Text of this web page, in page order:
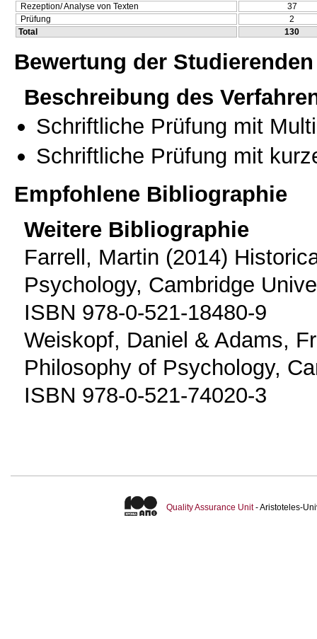
Rezeption/ Analyse von Texten
37
Prüfung
2
Total
130
Bewertung der Studierenden
Beschreibung des
Schriftliche Prüfung mit
Schriftliche Prüfung mit
Empfohlene Bibliographie
Weitere Bibliographie
Farrell, Martin (2014)
Psychology, Cambridge
ISBN 978-0-521-18480-9
Weiskopf, Daniel & Adams,
Philosophy of Psychology,
ISBN 978-0-521-74020-3
Quality Assurance Unit- Aristoteles-